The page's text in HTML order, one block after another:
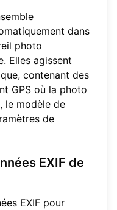
dans
photo
Elles agissent
contenant des
GPS où la photo
le modèle de
de
EXIF de
EXIF pour